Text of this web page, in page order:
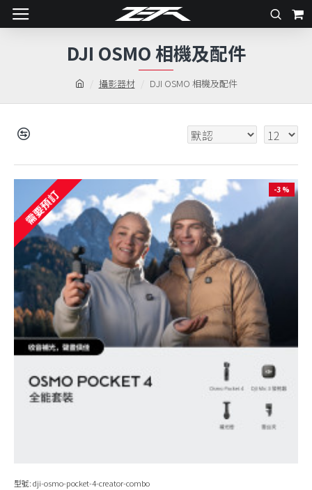
攝影器材 DJI OSMO 相機及配件
DJI OSMO 相機及配件
需要預訂 -3 %
型號:dji-osmo-pocket-4-creator-combo